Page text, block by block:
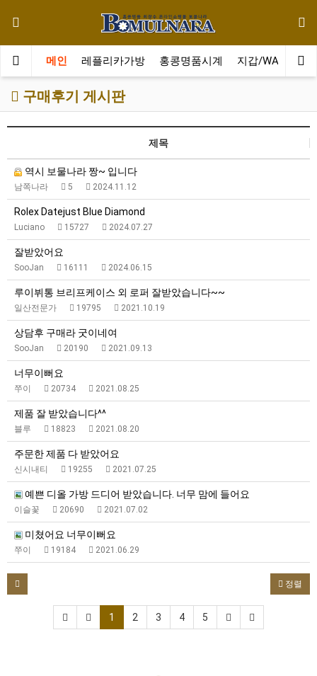
메인 레플리카가방 홍콩명품시계 지갑/WALLET
구매후기 게시판
제목
역시 보물나라 짱~ 입니다
남쪽나라 5 2024.11.12
Rolex Datejust Blue Diamond
Luciano 15727 2024.07.27
잘받았어요
SooJan 16111 2024.06.15
루이뷔통 브리프케이스 외 로퍼 잘받았습니다~~
일산전문가 19795 2021.10.19
상담후 구매라 굿이네여
SooJan 20190 2021.09.13
너무이뻐요
쭈이 20734 2021.08.25
제품 잘 받았습니다^^
블루 18823 2021.08.20
주문한 제품 다 받았어요
신시내티 19255 2021.07.25
예쁜 디올 가방 드디어 받았습니다. 너무 맘에 들어요
이슬꽃 20690 2021.07.02
미쳤어요 너무이뻐요
쭈이 19184 2021.06.29
정렬
1 2 3 4 5